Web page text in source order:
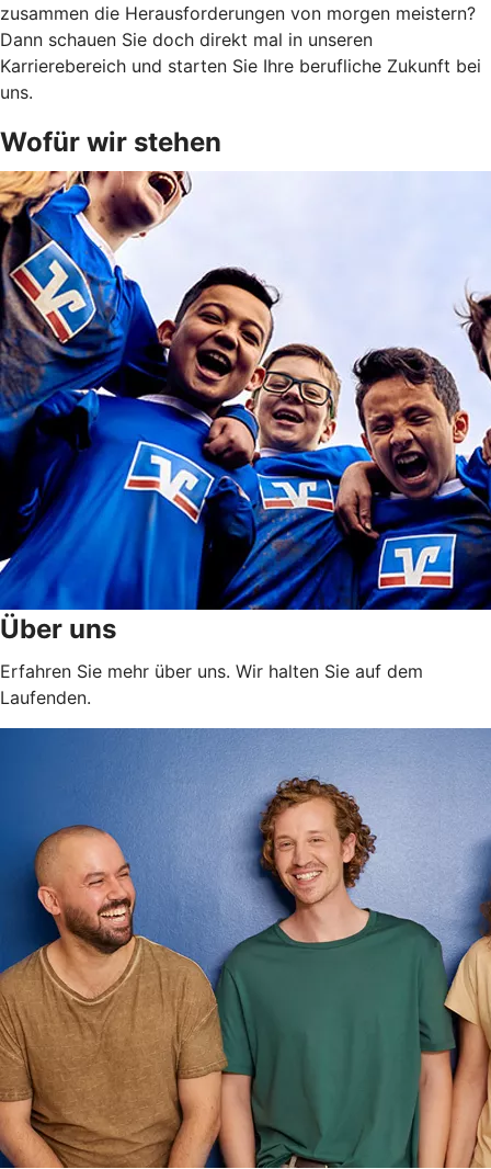
zusammen die Herausforderungen von morgen meistern?
Dann schauen Sie doch direkt mal in unseren
Karrierebereich und starten Sie Ihre berufliche Zukunft bei
uns.
Wofür wir stehen
Über uns
Erfahren Sie mehr über uns. Wir halten Sie auf dem
Laufenden.